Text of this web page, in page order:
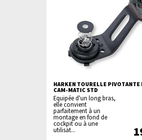
HARKEN TOURELLE PIVOTANTE
CAM-MATIC STD
Equipée d'un long bras,
elle convient
parfaitement à un
montage en fond de
cockpit ou à une
utilisat...